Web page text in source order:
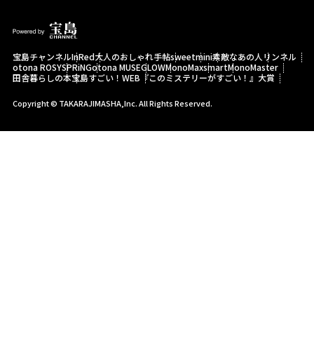
宝島チャンネルInRed大人のおしゃれ手帖sweetmini素敵なあの人 リンネル
otona ROSYSPRiNGotona MUSEGLOWMonoMaxsmartMonoMaster
田舎暮らしの本宝島すごい！WEB 『このミステリーがすごい！』大賞
Copyright © TAKARAJIMASHA,Inc. All Rights Reserved.